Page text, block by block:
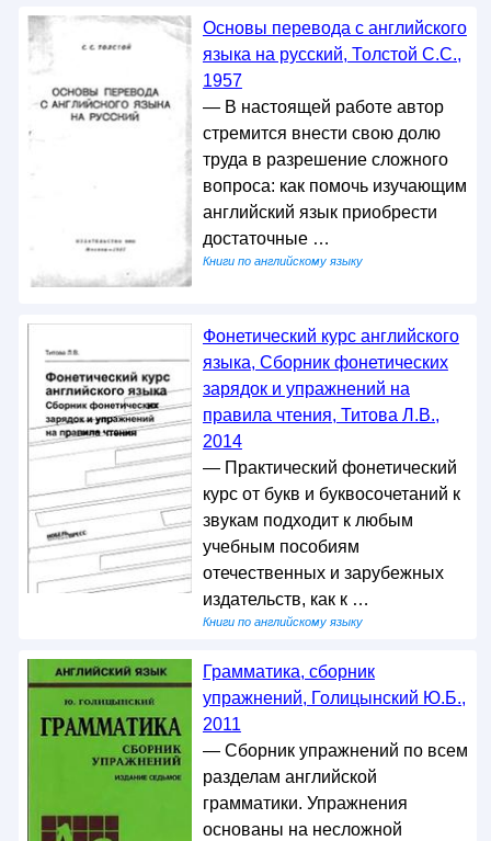
Основы перевода с английского
языка на русский, Толстой С.С.,
1957
— В настоящей работе автор
стремится внести свою долю
труда в разрешение сложного
вопроса: как помочь изучающим
английский язык приобрести
достаточные …
Книги по английскому языку
Фонетический курс английского
языка, Сборник фонетических
зарядок и упражнений на
правила чтения, Титова Л.В.,
2014
— Практический фонетический
курс от букв и буквосочетаний к
звукам подходит к любым
учебным пособиям
отечественных и зарубежных
издательств, как к …
Книги по английскому языку
Грамматика, сборник
упражнений, Голицынский Ю.Б.,
2011
— Сборник упражнений по всем
разделам английской
грамматики. Упражнения
основаны на несложной